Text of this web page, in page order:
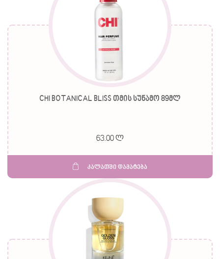
CHI BOTANICAL BLISS თმის სუნამო 89მლ
63.00 ლ
კალათში დამატება